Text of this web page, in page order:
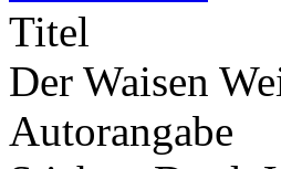
Titel
Der Waisen
Autorangabe